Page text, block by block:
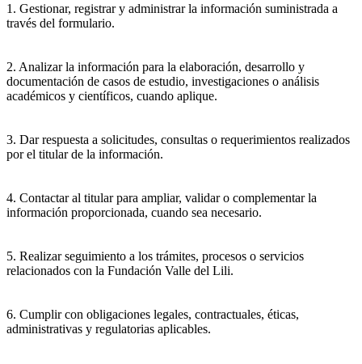
1. Gestionar, registrar y administrar la información suministrada a
través del formulario.
2. Analizar la información para la elaboración, desarrollo y
documentación de casos de estudio, investigaciones o análisis
académicos y científicos, cuando aplique.
3. Dar respuesta a solicitudes, consultas o requerimientos realizados
por el titular de la información.
4. Contactar al titular para ampliar, validar o complementar la
información proporcionada, cuando sea necesario.
5. Realizar seguimiento a los trámites, procesos o servicios
relacionados con la Fundación Valle del Lili.
6. Cumplir con obligaciones legales, contractuales, éticas,
administrativas y regulatorias aplicables.